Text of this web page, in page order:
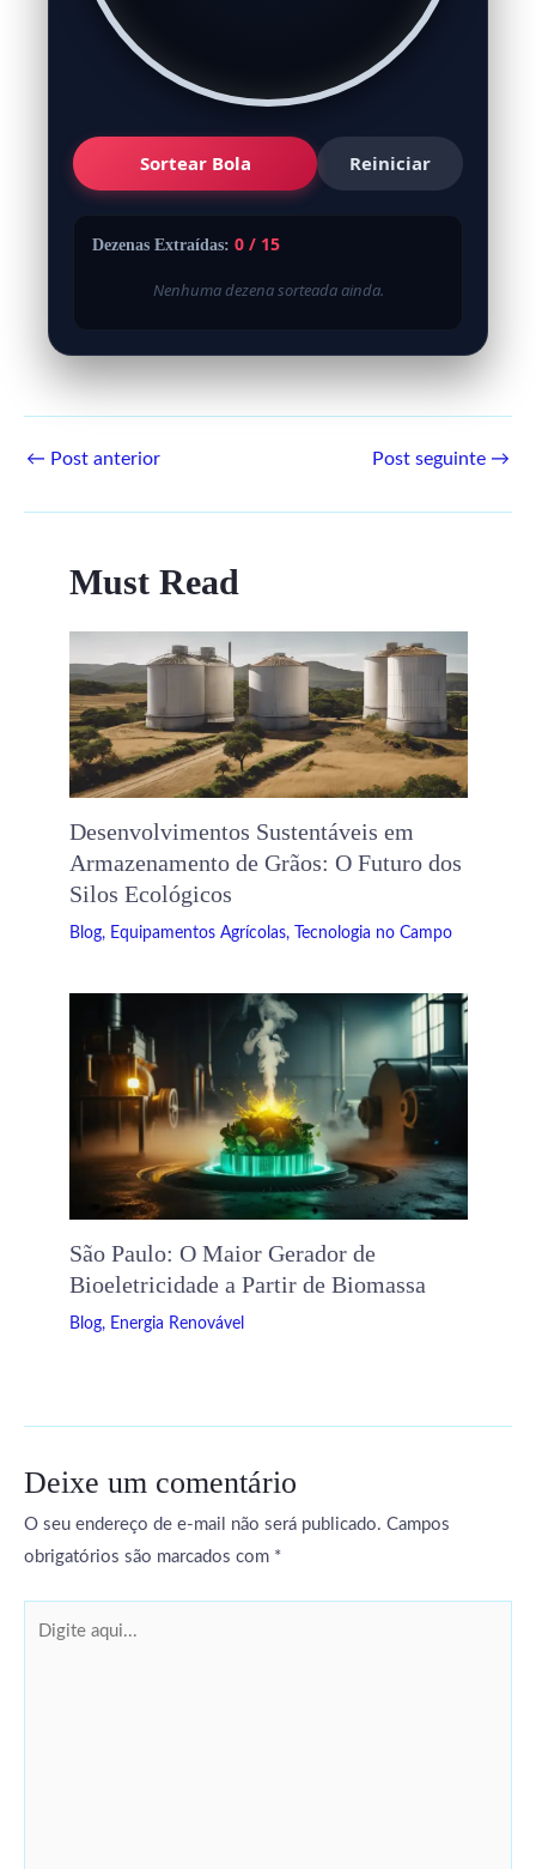
Sortear Bola Reiniciar
Dezenas Extraídas: 0 / 15
Nenhuma dezena sorteada ainda.
← Post anterior Post seguinte →
Must Read
Desenvolvimentos Sustentáveis ​​em
Armazenamento de Grãos: O Futuro dos
Silos Ecológicos
Blog, Equipamentos Agrícolas, Tecnologia no Campo
São Paulo: O Maior Gerador de
Bioeletricidade a Partir de Biomassa
Blog, Energia Renovável
Deixe um comentário
O seu endereço de e-mail não será publicado. Campos
obrigatórios são marcados com *